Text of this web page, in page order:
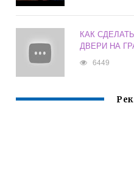
КАК
ДВЕРИ НА
6449